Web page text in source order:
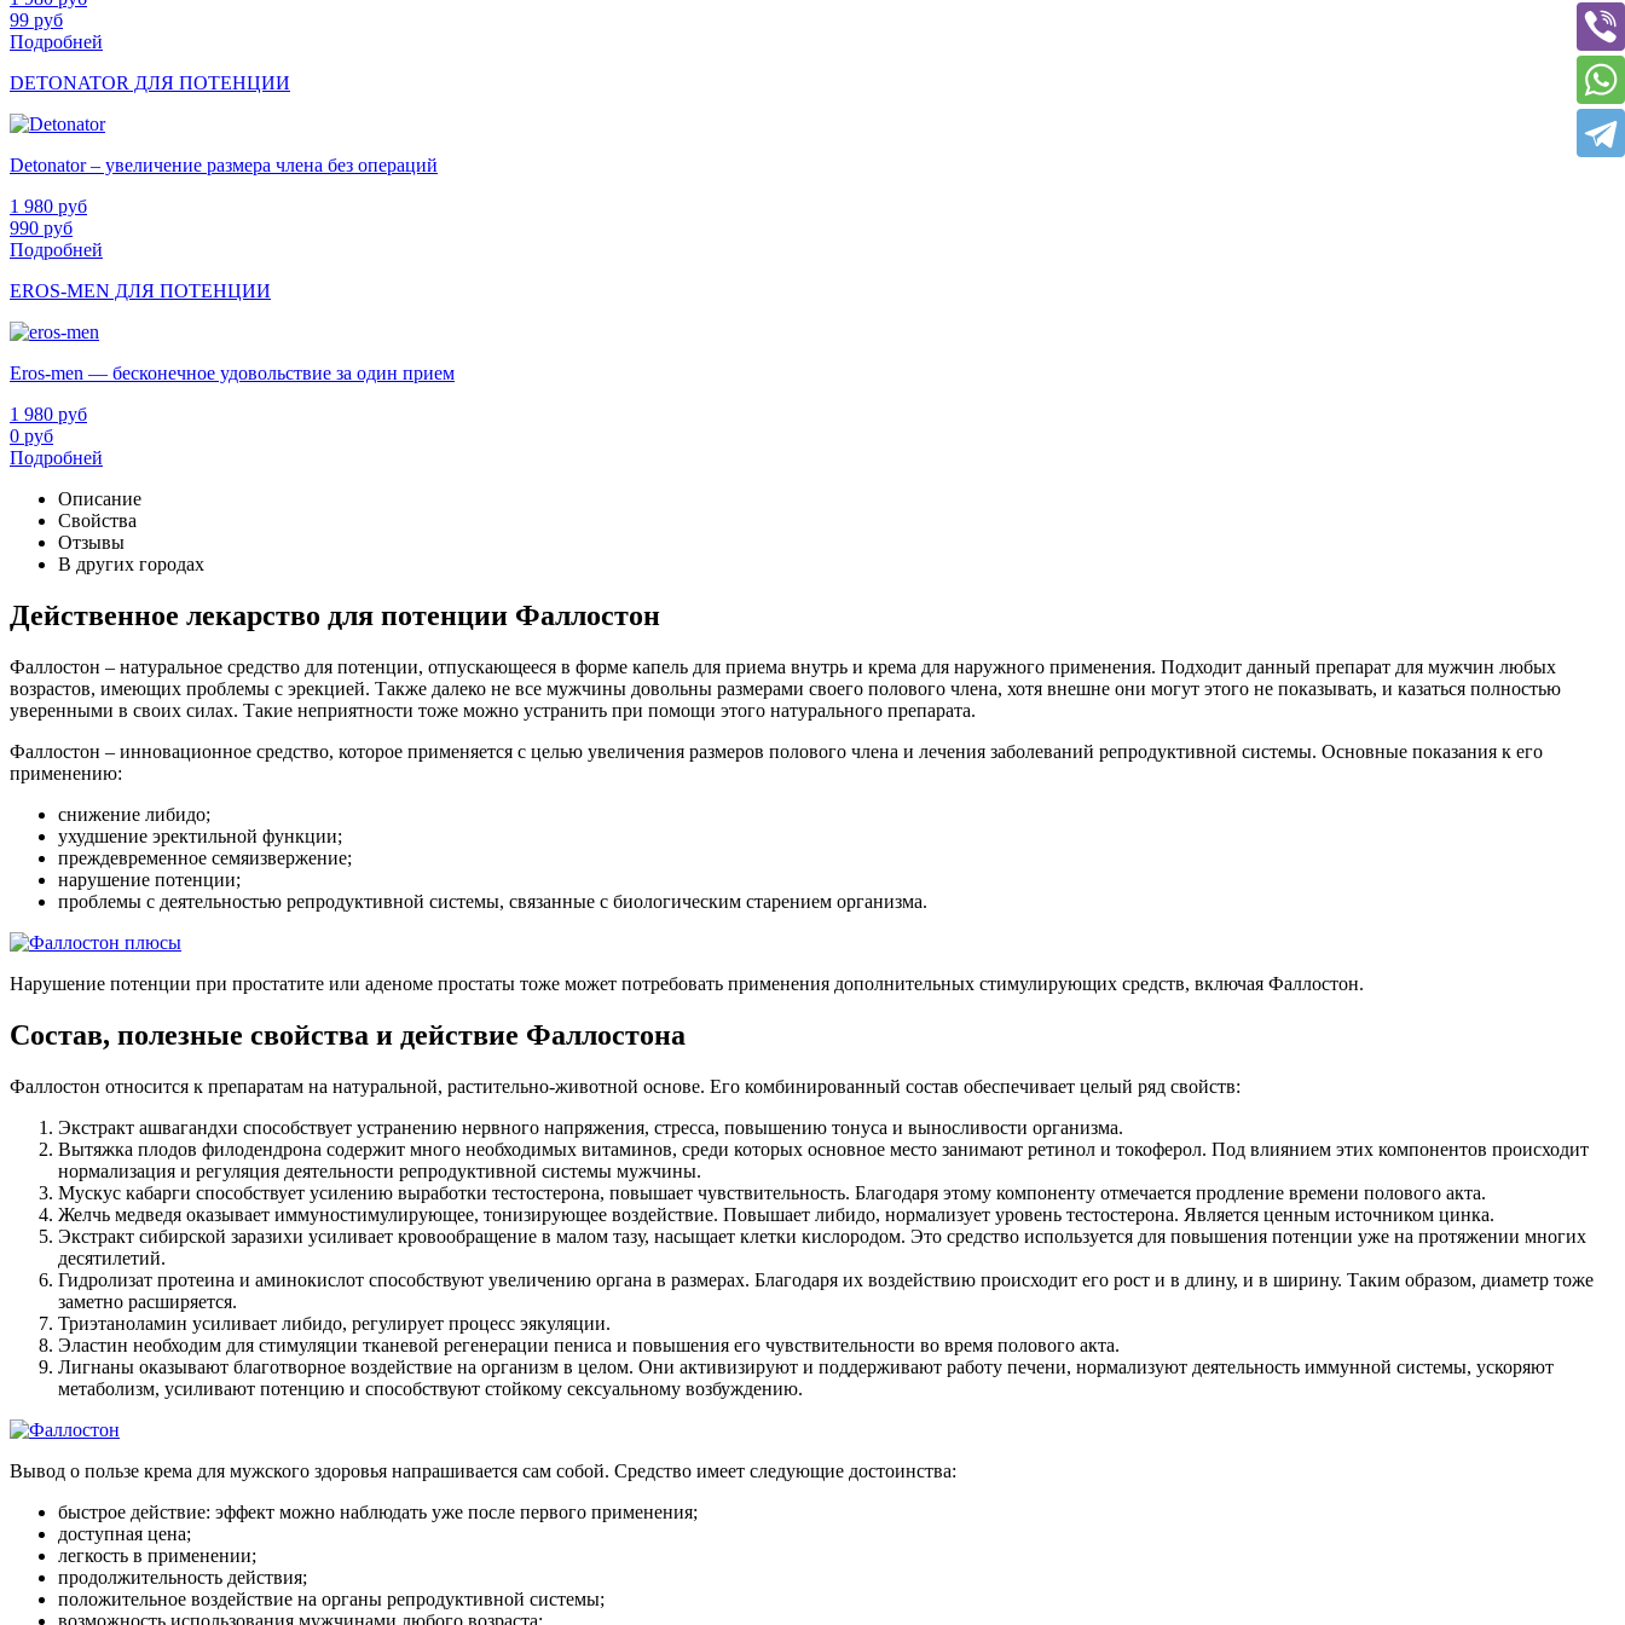
99 руб
Подробней
DETONATOR ДЛЯ ПОТЕНЦИИ
Detonator – увеличение размера члена без операций
1 980 руб
990 руб
Подробней
EROS-MEN ДЛЯ ПОТЕНЦИИ
Eros-men — бесконечное удовольствие за один прием
1 980 руб
0 руб
Подробней
Описание
Свойства
Отзывы
В других городах
Действенное лекарство для потенции Фаллостон
Фаллостон – натуральное средство для потенции, отпускающееся в форме капель для приема внутрь и крема для наружного применения. Подходит данный препарат для мужчин любых
возрастов, имеющих проблемы с эрекцией. Также далеко не все мужчины довольны размерами своего полового члена, хотя внешне они могут этого не показывать, и казаться полностью
уверенными в своих силах. Такие неприятности тоже можно устранить при помощи этого натурального препарата.
Фаллостон – инновационное средство, которое применяется с целью увеличения размеров полового члена и лечения заболеваний репродуктивной системы. Основные показания к его
применению:
снижение либидо;
ухудшение эректильной функции;
преждевременное семяизвержение;
нарушение потенции;
проблемы с деятельностью репродуктивной системы, связанные с биологическим старением организма.
Нарушение потенции при простатите или аденоме простаты тоже может потребовать применения дополнительных стимулирующих средств, включая Фаллостон.
Состав, полезные свойства и действие Фаллостона
Фаллостон относится к препаратам на натуральной, растительно-животной основе. Его комбинированный состав обеспечивает целый ряд свойств:
Экстракт ашвагандхи способствует устранению нервного напряжения, стресса, повышению тонуса и выносливости организма.
Вытяжка плодов филодендрона содержит много необходимых витаминов, среди которых основное место занимают ретинол и токоферол. Под влиянием этих компонентов происходит
нормализация и регуляция деятельности репродуктивной системы мужчины.
Мускус кабарги способствует усилению выработки тестостерона, повышает чувствительность. Благодаря этому компоненту отмечается продление времени полового акта.
Желчь медведя оказывает иммуностимулирующее, тонизирующее воздействие. Повышает либидо, нормализует уровень тестостерона. Является ценным источником цинка.
Экстракт сибирской заразихи усиливает кровообращение в малом тазу, насыщает клетки кислородом. Это средство используется для повышения потенции уже на протяжении многих
десятилетий.
Гидролизат протеина и аминокислот способствуют увеличению органа в размерах. Благодаря их воздействию происходит его рост и в длину, и в ширину. Таким образом, диаметр тоже
заметно расширяется.
Триэтаноламин усиливает либидо, регулирует процесс эякуляции.
Эластин необходим для стимуляции тканевой регенерации пениса и повышения его чувствительности во время полового акта.
Лигнаны оказывают благотворное воздействие на организм в целом. Они активизируют и поддерживают работу печени, нормализуют деятельность иммунной системы, ускоряют
метаболизм, усиливают потенцию и способствуют стойкому сексуальному возбуждению.
Вывод о пользе крема для мужского здоровья напрашивается сам собой. Средство имеет следующие достоинства:
быстрое действие: эффект можно наблюдать уже после первого применения;
доступная цена;
легкость в применении;
продолжительность действия;
положительное воздействие на органы репродуктивной системы;
возможность использования мужчинами любого возраста;